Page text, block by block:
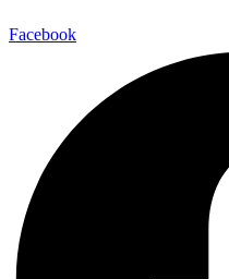
Facebook